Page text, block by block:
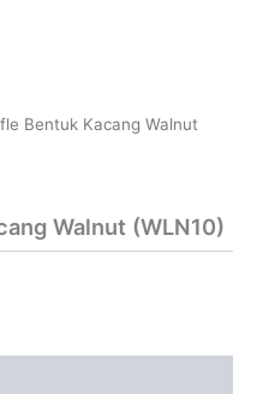
Bentuk Kacang Walnut
Walnut (WLN10)